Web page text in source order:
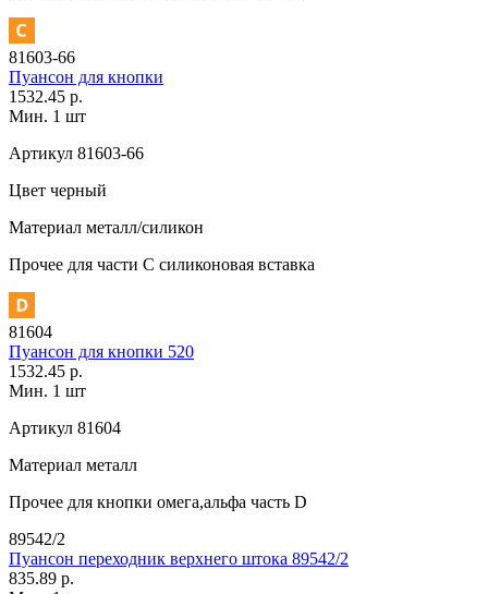
81603-66
Пуансон для кнопки
1532.45 р.
Мин. 1 шт
Артикул 81603-66
Цвет черный
Материал металл/силикон
Прочее для части C силиконовая вставка
81604
Пуансон для кнопки 520
1532.45 р.
Мин. 1 шт
Артикул 81604
Материал металл
Прочее для кнопки омега,альфа часть D
89542/2
Пуансон переходник верхнего штока 89542/2
835.89 р.